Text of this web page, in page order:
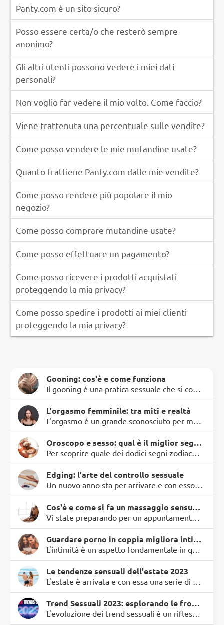
Panty.com è un sito sicuro?
Posso essere certa/o che resterò sempre
anonimo?
Gli altri utenti possono vedere i miei dati
personali?
Non voglio far vedere il mio volto. Come faccio?
Viene trattenuta una percentuale sulle vendite?
Come posso vendere le mie mutandine usate?
Quanto trattiene Panty.com dalle mie vendite?
Come posso rendere più popolare il mio
negozio?
Come posso comprare mutandine usate?
Come posso effettuare un pagamento?
Come posso ricevere i prodotti acquistati
proteggendo la mia privacy?
Come posso spedire i prodotti ai miei clienti
proteggendo la mia privacy?
Gooning: cos'è e come funziona
Il gooning è una pratica sessuale che si concentra sull'estensione e l'intensificazione del piacere attraverso l'auto-stimolazione prolungata. Questo stato di estasi continua permette di esplorare il …
L'orgasmo femminile: tra miti e realtà
L'orgasmo è un grande sconosciuto per molti, eppure rappresenta uno dei maggiori piaceri della vita. Anche se oggi si parla di sessualità con maggiore naturalezza, la verità è che l'orgasmo rimane un…
Oroscopo e sesso: qual è il miglior segno zodiacale a letto?
Per scoprire quale dei dodici segni zodiacali sia il migliore a letto, bisogna addentrarsi un po ' nel contesto astrologico, pronti per questo viaggio? Nella nostra carta astrale, Venere e Marte gioc…
Edging: l'arte del controllo sessuale
Un nuovo anno sta per arrivare e con esso, secondo uno studio sulle più diffuse ricerche effettuate su Google, una serie di parole per definire specifiche pratiche sessuali, di cui spesso ignoriamo il…
Cos'è e come si fa un massaggio sensuale.
Vi state preparando per un appuntamento romantico e vi piacerebbe concludere la serata con un massaggio sensuale? Avete bisogno di riaccendere una vita sessuale da un pò di tempo affievolita e avete p…
Guardare porno in coppia migliora intimità e comunicazione
L'intimità è un aspetto fondamentale in qualsiasi relazione di coppia. Altrettanto fondamentale, però, è trovare il giusto modo per mantenerla viva, soprattutto in quelle relazioni che durano da tempo…
Le tendenze sensuali dell'estate 2023
L'estate è arrivata e con essa una serie di tendenze sensuali che stanno scuotendo il mondo dell'intimità. È il momento perfetto per esplorare nuovi orizzonti di passione e sperimentare ciò che l'esta…
Trend Sessuali 2023: esplorando le frontiere dell'intimità
L'evoluzione dei trend sessuali è un riflesso della nostra società in continua trasformazione. Ogni anno, nuove sfumature e pratiche emergono nel mondo dell'intimità, portando con sé una maggiore aper…